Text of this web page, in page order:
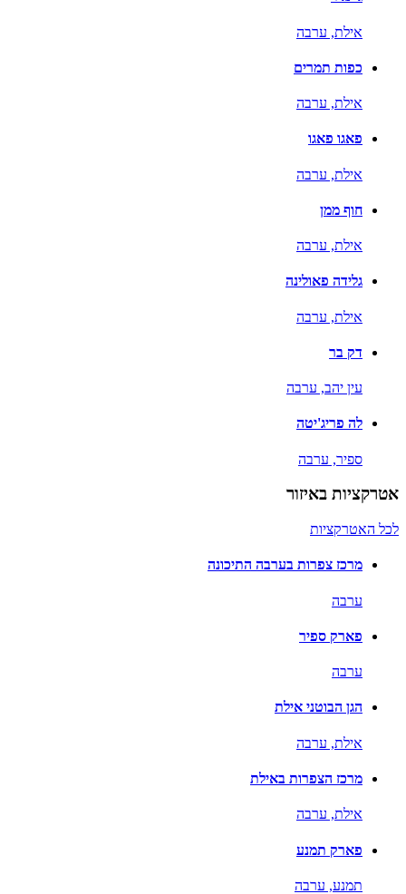
אילת, ערבה
כפות תמרים
אילת, ערבה
פאגו פאגו
אילת, ערבה
חוף ממן
אילת, ערבה
גלידה פאולינה
אילת, ערבה
דק בר
עין יהב, ערבה
לה פריג'יטה
ספיר, ערבה
אטרקציות באיזור
לכל האטרקציות
מרכז צפרות בערבה התיכונה
ערבה
פארק ספיר
ערבה
הגן הבוטני אילת
אילת, ערבה
מרכז הצפרות באילת
אילת, ערבה
פארק תמנע
תמנע, ערבה